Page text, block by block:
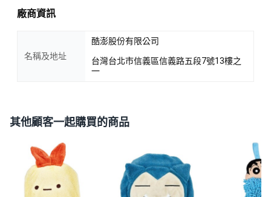
廠商資訊
名稱及地址
酷澎股份有限公司
台灣台北市信義區信義路五段7號13樓之
一
其他顧客一起購買的商品